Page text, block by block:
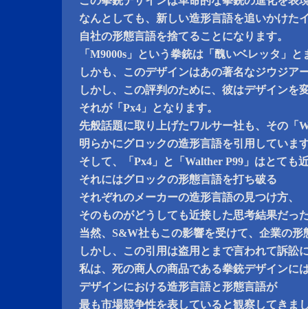
なんとしても、新しい造形言語を追いかけた
自社の形態言語を捨てることになります。
「M9000s」という拳銃は「醜いベレッタ」
しかも、このデザインはあの著名なジウジア
しかし、この評判のために、彼はデザインを
それが「Px4」となります。
先般話題に取り上げたワルサー社も、その「
明らかにグロックの造形言語を引用していま
そして、「Px4」と「Walther P99」はとても
それにはグロックの形態言語を打ち破る
それぞれのメーカーの造形言語の見つけ方、
そのものがどうしても近接した思考結果だっ
当然、S&W社もこの影響を受けて、企業の形
しかし、この引用は盗用とまで言われて訴訟
私は、死の商人の商品である拳銃デザインに
デザインにおける造形言語と形態言語が
最も市場競争性を表していると観察してきま